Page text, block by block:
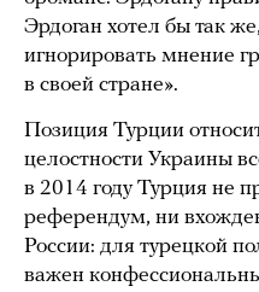
Эрдоган хотел бы так
игнорировать мнение
в своей стране».
Позиция Турции
целостности Украины
в 2014 году Турция не
референдум, ни
России: для турецкой
важен